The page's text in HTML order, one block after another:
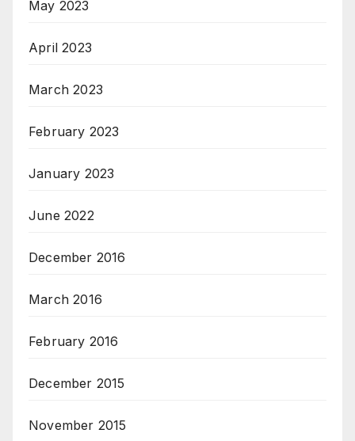
May 2023
April 2023
March 2023
February 2023
January 2023
June 2022
December 2016
March 2016
February 2016
December 2015
November 2015